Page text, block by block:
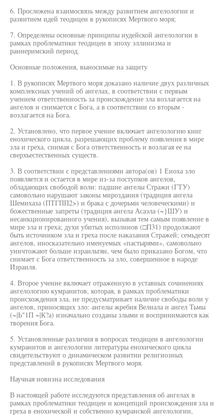
6. Прослежена взаимосвязь между развитием ангелологии и
развитием идей теодицеи в рукописях Мертвого моря;
7. Определены основные принципы иудейской ангелологии в
рамках проблематики теодицеи в эпоху эллинизма и
раннеримский период.
Основные положения, выносимые на защиту
1. В рукописях Мертвого моря доказано наличие двух различных
комплексных учений об ангелах, в соответствии с первым
учением ответственность за происхождение зла возлагается на
ангелов и снимается с Бога, а в соответствии со вторым -
возлагается на Бога.
2. Установлено, что первое учение включает ангелологию книг
енохического цикла, разрешающих проблему появления в мире
зла и греха, снимая с Бога ответственность и возлагая ее на
сверхъестественных существ.
3. В соответствии с представлениями автора(ов) 1 Еноха зло
появляется и остается в мире из-за поступков ангелов,
обладающих свободой воли: падшие ангелы Стражи (ГТУ)
самовольно нарушают законы мироздания (традиция ангела
Шемихаза (ПТГПП2>) и брака с дочерьми человеческими) и
божественные запреты (традиция ангела Асаэла (~}ШУ) и
несанкционированного учения), вызывая тем самым появление в
мире зла и греха; духи убитых исполинов (□П31) продолжают
быть источником зла и греха после наказания Стражей; семьдесят
ангелов, иносказательно именуемых «пастырями», самовольно
уничтожают больше израильтян, чем было приказано Богом, что
снимает с Бога ответственность за зло, совершенное в народе
Израиля.
4. Второе учение включает отраженную в уставных сочинениях
ангелологию кумранитов, которая, в рамках проблематики
происхождения зла, не предусматривает наличие свободы воли у
ангелов, приносящих зло: ангелы жребия Велиала и ангел Тьмы
(~|Ь"1П ~|К?а) изначально созданы злыми и воспринимаются как
творения Бога.
5. Установленные различия в вопросах теодицеи в ангелологии
кумранитов и ангелологии литературы енохического цикла
свидетельствуют о динамическом развитии религиозных
представлений в рукописях Мертвого моря.
Научная новизна исследования
В настоящей работе исследуются представления об ангелах в
рамках проблематики теодицеи и концепций происхождения зла и
греха в енохической и собственно кумранской ангелологии,